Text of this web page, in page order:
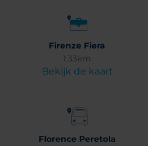
Firenze Fiera
1.33km
Bekijk de kaart
Florence Peretola